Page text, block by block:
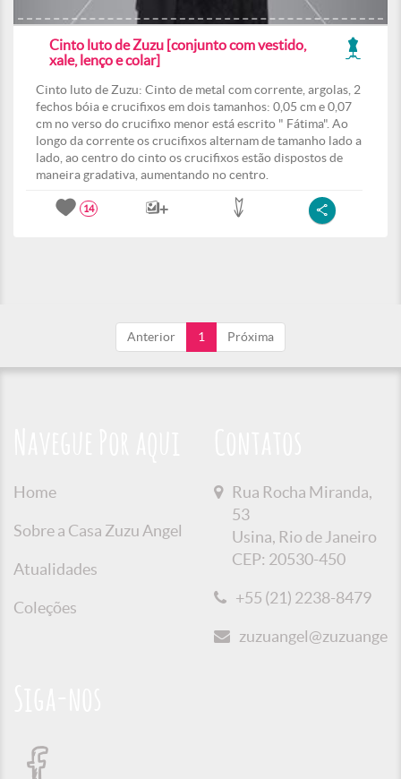
Cinto luto de Zuzu [conjunto com vestido,
xale, lenço e colar]
Cinto luto de Zuzu: Cinto de metal com corrente, argolas, 2
fechos bóia e crucifixos em dois tamanhos: 0,05 cm e 0,07
cm no verso do crucifixo menor está escrito " Fátima". Ao
longo da corrente os crucifixos alternam de tamanho lado a
lado, ao centro do cinto os crucifixos estão dispostos de
maneira gradativa, aumentando no centro.
14
Anterior 1 Próxima
Home
Sobre a Casa Zuzu Angel
Atualidades
Coleções
Rua Rocha Miranda,
53
Usina, Rio de Janeiro
CEP: 20530-450
+55 (21) 2238-8479